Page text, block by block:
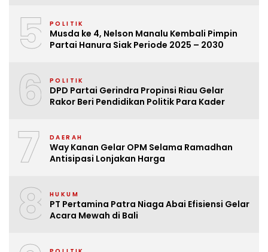
5 POLITIK
Musda ke 4, Nelson Manalu Kembali Pimpin
Partai Hanura Siak Periode 2025 – 2030
6 POLITIK
DPD Partai Gerindra Propinsi Riau Gelar
Rakor Beri Pendidikan Politik Para Kader
7 DAERAH
Way Kanan Gelar OPM Selama Ramadhan
Antisipasi Lonjakan Harga
8 HUKUM
PT Pertamina Patra Niaga Abai Efisiensi Gelar
Acara Mewah di Bali